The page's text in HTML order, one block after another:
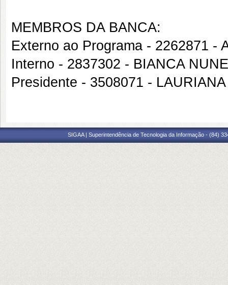
MEMBROS DA BANCA:
Externo ao Programa - 2262871 -
Interno - 2837302 - BIANCA
Presidente - 3508071 -
SIGAA | Superintendência de Tecnologia da Informação - (84)